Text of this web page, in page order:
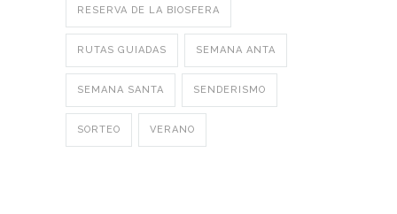
RESERVA DE LA BIOSFERA
RUTAS GUIADAS SEMANA ANTA
SEMANA SANTA SENDERISMO
SORTEO VERANO